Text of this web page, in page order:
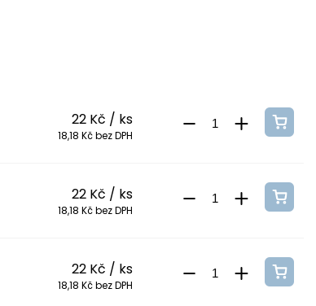
22 Kč / ks
18,18 Kč bez DPH
22 Kč / ks
18,18 Kč bez DPH
22 Kč / ks
18,18 Kč bez DPH